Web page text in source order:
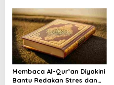
n
Membaca Al-Qur’an Diyakini
Bantu Redakan Stres dan